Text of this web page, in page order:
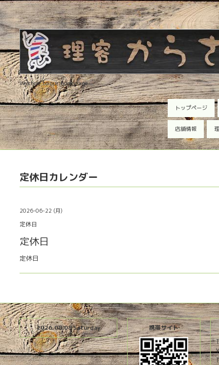
Welcome to our homepage
トップページ
店舗情報
定休日カレンダー
2026-06-22 (月)
定休日
定休日
定休日
2026.08.08 Saturday 携帯サイト